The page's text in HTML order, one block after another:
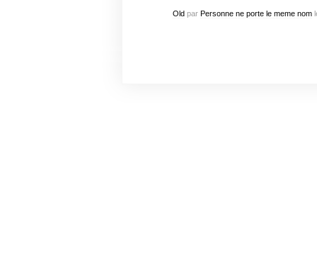
Old par Personne ne porte le meme nom